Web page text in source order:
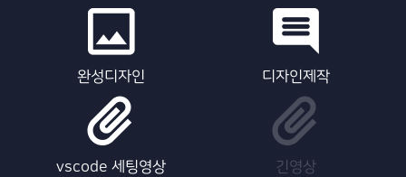
완성디자인 디자인제작
vscode 세팅영상 긴영상